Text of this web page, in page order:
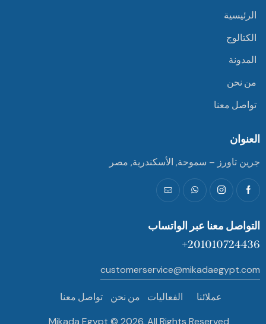
الرئيسية
الكتالوج
المدونة
من نحن
تواصل معنا
العنوان
جرين تاورز – سموحة, الأسكندرية, مصر
التواصل معنا عبر الواتساب
201010724436+
customerservice@mikadaegypt.com
عملائنا الفعاليات من نحن تواصل معنا
Mikada Egypt © 2026. All Rights Reserved